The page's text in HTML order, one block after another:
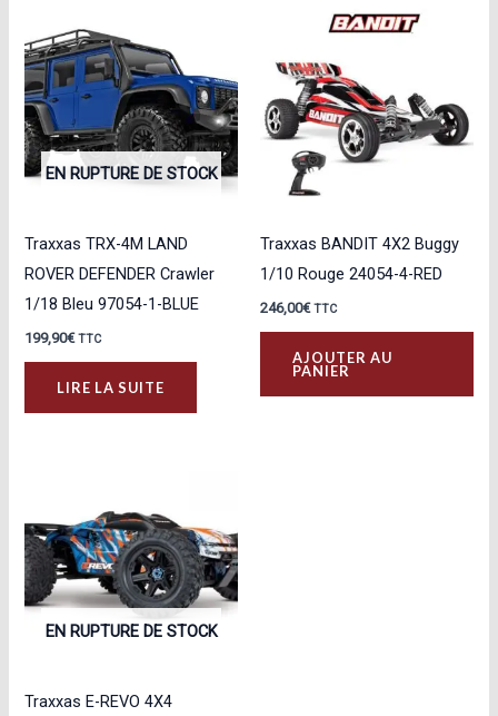
EN RUPTURE DE STOCK
Traxxas TRX-4M LAND
ROVER DEFENDER Crawler
1/18 Bleu 97054-1-BLUE
199,90€ TTC
LIRE LA SUITE
Traxxas BANDIT 4X2 Buggy
1/10 Rouge 24054-4-RED
246,00€ TTC
AJOUTER AU
PANIER
EN RUPTURE DE STOCK
Traxxas E-REVO 4X4